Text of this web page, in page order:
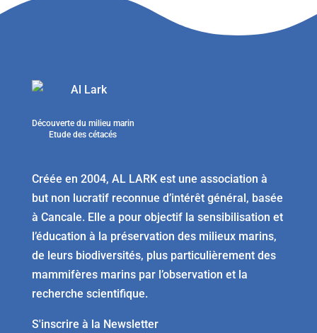
Découverte du milieu marin
Etude des cétacés
Créée en 2004, AL LARK est une association à
but non lucratif reconnue d’intérêt général, basée
à Cancale. Elle a pour objectif la sensibilisation et
l’éducation à la préservation des milieux marins,
de leurs biodiversités, plus particulièrement des
mammifères marins par l’observation et la
recherche scientifique.
S'inscrire à la Newsletter